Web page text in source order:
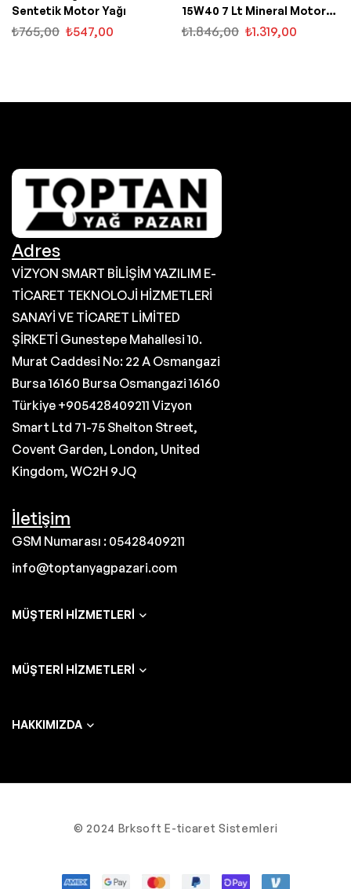
Sentetik Motor Yağı
₺765,00 ₺547,00
15W40 7 Lt Mineral Motor
Yağı
₺1.846,00 ₺1.319,00
Adres
VİZYON SMART BİLİŞİM YAZILIM E-
TİCARET TEKNOLOJİ HİZMETLERİ
SANAYİ VE TİCARET LİMİTED
ŞİRKETİ Gunestepe Mahallesi 10.
Murat Caddesi No: 22 A Osmangazi
Bursa 16160 Bursa Osmangazi 16160
Türkiye +905428409211 Vizyon
Smart Ltd 71-75 Shelton Street,
Covent Garden, London, United
Kingdom, WC2H 9JQ
İletişim
GSM Numarası : 05428409211
info@toptanyagpazari.com
MÜŞTERI HIZMETLERI
MÜŞTERI HIZMETLERI
HAKKIMIZDA
© 2024 Brksoft E-ticaret Sistemleri